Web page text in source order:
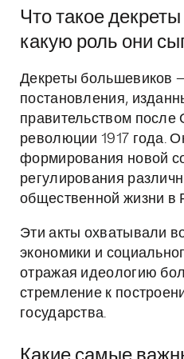
Что такое
какую роль они
Декреты большевиков
постановления,
правительством после
революции 1917 года.
формирования новой
регулирования
общественной жизни в
Эти акты охватывали
экономики и
отражая идеологию
стремление к
государства.